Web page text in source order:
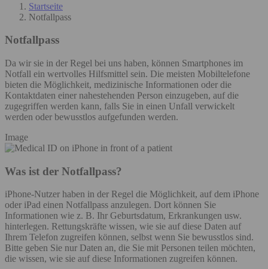
Startseite
Notfallpass
Notfallpass
Da wir sie in der Regel bei uns haben, können Smartphones im
Notfall ein wertvolles Hilfsmittel sein. Die meisten Mobiltelefone
bieten die Möglichkeit, medizinische Informationen oder die
Kontaktdaten einer nahestehenden Person einzugeben, auf die
zugegriffen werden kann, falls Sie in einen Unfall verwickelt
werden oder bewusstlos aufgefunden werden.
Image
Was ist der Notfallpass?
iPhone-Nutzer haben in der Regel die Möglichkeit, auf dem iPhone
oder iPad einen Notfallpass anzulegen. Dort können Sie
Informationen wie z. B. Ihr Geburtsdatum, Erkrankungen usw.
hinterlegen. Rettungskräfte wissen, wie sie auf diese Daten auf
Ihrem Telefon zugreifen können, selbst wenn Sie bewusstlos sind.
Bitte geben Sie nur Daten an, die Sie mit Personen teilen möchten,
die wissen, wie sie auf diese Informationen zugreifen können.